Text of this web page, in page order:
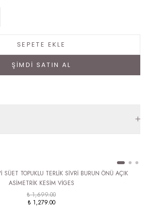
SEPETE EKLE
ŞİMDİ SATIN AL
SÜET TOPUKLU TERLİK SİVRİ BURUN ÖNÜ AÇIK
ASİMETRİK KESİM VİGES
₺ 1,699.00
₺ 1,279.00